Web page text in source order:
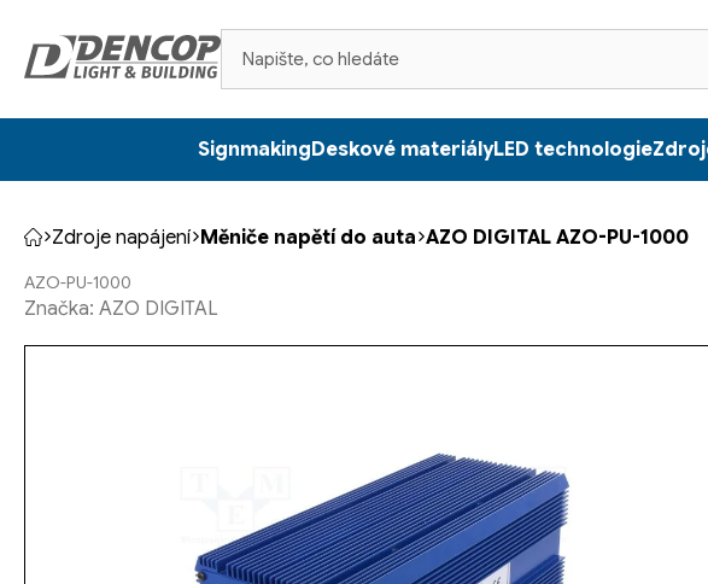
obsah
SignmakingDeskové materiályLED technologie
Domů
Zdroje napájení Měniče napětí do auta AZO DIGITAL AZO-PU-1000
AZO-PU-1000
Značka: AZO DIGITAL